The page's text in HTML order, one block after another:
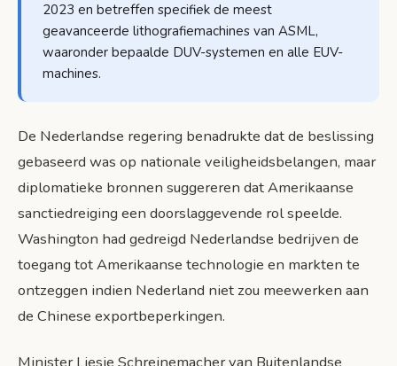
2023 en betreffen specifiek de meest
geavanceerde lithografiemachines van ASML,
waaronder bepaalde DUV-systemen en alle EUV-
machines.
De Nederlandse regering benadrukte dat de beslissing
gebaseerd was op nationale veiligheidsbelangen, maar
diplomatieke bronnen suggereren dat Amerikaanse
sanctiedreiging een doorslaggevende rol speelde.
Washington had gedreigd Nederlandse bedrijven de
toegang tot Amerikaanse technologie en markten te
ontzeggen indien Nederland niet zou meewerken aan
de Chinese exportbeperkingen.